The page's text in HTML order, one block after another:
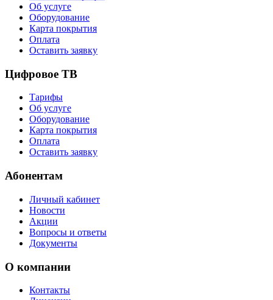
Об услуге
Оборудование
Карта покрытия
Оплата
Оставить заявку
Цифровое ТВ
Тарифы
Об услуге
Оборудование
Карта покрытия
Оплата
Оставить заявку
Абонентам
Личный кабинет
Новости
Акции
Вопросы и ответы
Документы
О компании
Контакты